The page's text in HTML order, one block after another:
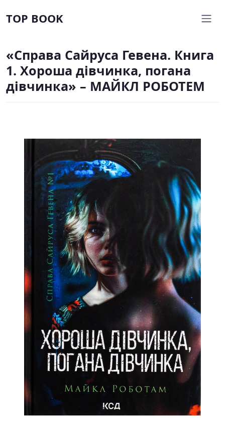
TOP BOOK
«Справа Сайруса Гевена. Книга
1. Хороша дівчинка, погана
дівчинка» – МАЙКЛ РОБОТЕМ